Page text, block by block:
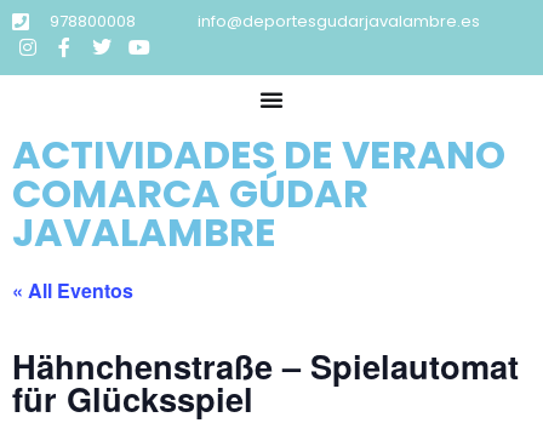
978800008 info@deportesgudarjavalambre.es
ACTIVIDADES DE VERANO
COMARCA GÚDAR
JAVALAMBRE
« All Eventos
Hähnchenstraße – Spielautomat
für Glücksspiel